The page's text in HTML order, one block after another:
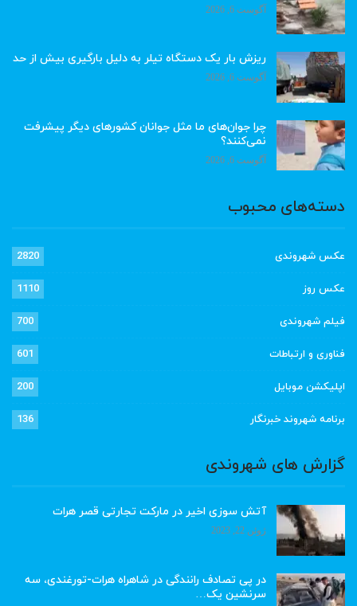
آگوست 6, 2026
ریزش بار یک دستگاه تیلر به دلیل بارگیری بیش از حد
آگوست 6, 2026
چرا جوان‌های ما مثل جوانان کشورهای دیگر پیشرفت
نمی‌کنند؟
آگوست 6, 2026
دسته‌های محبوب
عکس شهروندی 2820
عکس روز 1110
فیلم شهروندی 700
فناوری و ارتباطات 601
اپلیکشن موبایل 200
برنامه شهروند خبرنگار 136
گزارش های شهروندی
آتش سوزی اخیر در مارکت تجارتی قصر هرات
ژوئن 22, 2023
در پی تصادف رانندگی در شاهراه هرات-تورغندی، سه
سرنشین یک…